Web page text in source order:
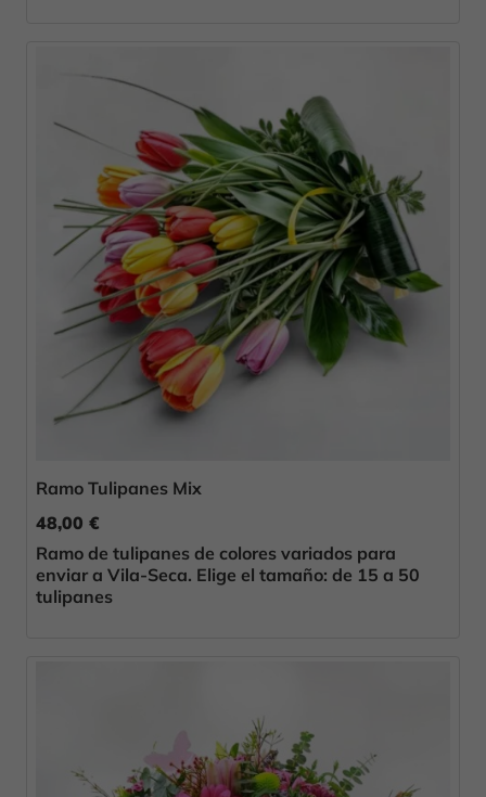
Ramo Tulipanes Mix
48,00 €
Ramo de tulipanes de colores variados para
enviar a Vila-Seca. Elige el tamaño: de 15 a 50
tulipanes